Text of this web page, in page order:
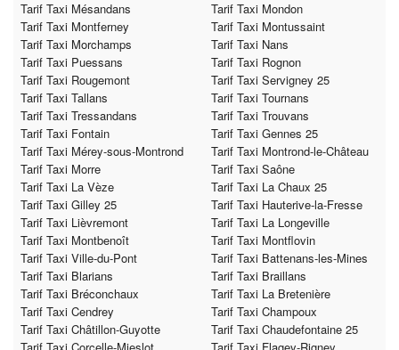
Tarif Taxi Mésandans
Tarif Taxi Mondon
Tarif Taxi Montferney
Tarif Taxi Montussaint
Tarif Taxi Morchamps
Tarif Taxi Nans
Tarif Taxi Puessans
Tarif Taxi Rognon
Tarif Taxi Rougemont
Tarif Taxi Servigney 25
Tarif Taxi Tallans
Tarif Taxi Tournans
Tarif Taxi Tressandans
Tarif Taxi Trouvans
Tarif Taxi Fontain
Tarif Taxi Gennes 25
Tarif Taxi Mérey-sous-Montrond
Tarif Taxi Montrond-le-Château
Tarif Taxi Morre
Tarif Taxi Saône
Tarif Taxi La Vèze
Tarif Taxi La Chaux 25
Tarif Taxi Gilley 25
Tarif Taxi Hauterive-la-Fresse
Tarif Taxi Lièvremont
Tarif Taxi La Longeville
Tarif Taxi Montbenoît
Tarif Taxi Montflovin
Tarif Taxi Ville-du-Pont
Tarif Taxi Battenans-les-Mines
Tarif Taxi Blarians
Tarif Taxi Braillans
Tarif Taxi Bréconchaux
Tarif Taxi La Bretenière
Tarif Taxi Cendrey
Tarif Taxi Champoux
Tarif Taxi Châtillon-Guyotte
Tarif Taxi Chaudefontaine 25
Tarif Taxi Corcelle-Mieslot
Tarif Taxi Flagey-Rigney